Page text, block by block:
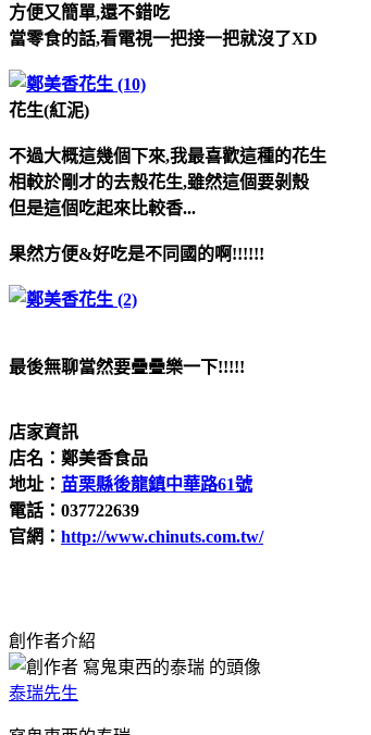
方便又簡單,還不錯吃
當零食的話,看電視一把接一把就沒了XD
花生(紅泥)
不過大概這幾個下來,我最喜歡這種的花生
相較於剛才的去殼花生,雖然這個要剝殼
但是這個吃起來比較香...
果然方便&好吃是不同國的啊!!!!!!
最後無聊當然要疊疊樂一下!!!!!
店家資訊
店名：鄭美香食品
地址： 苗栗縣後龍鎮中華路61號
電話：037722639
官網： http://www.chinuts.com.tw/
創作者介紹
泰瑞先生